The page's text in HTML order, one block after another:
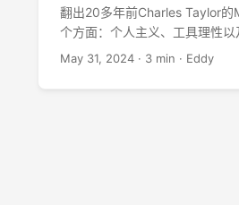
翻出20多年前Charles Taylor
个方面：个人主义、工具理性
May 31, 2024 · 3 min · Eddy